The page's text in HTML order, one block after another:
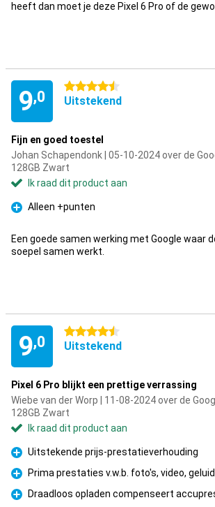
heeft dan moet je deze Pixel 6 Pro of de
9,0
4.5 sterren
Uitstekend
Fijn en goed toestel
Johan Schapendonk | 05-10-2024 over de
128GB Zwart
Ik raad dit product aan
Pluspunt
Alleen +punten
Een goede samen werking met Google waar
soepel samen werkt.
9,0
4.5 sterren
Uitstekend
Pixel 6 Pro blijkt een prettige verrassing
Wiebe van der Worp | 11-08-2024 over de
128GB Zwart
Ik raad dit product aan
Pluspunt
Uitstekende prijs-prestatieverhouding
Pluspunt
Prima prestaties v.w.b. foto's, video,
Pluspunt
Draadloos opladen compenseert